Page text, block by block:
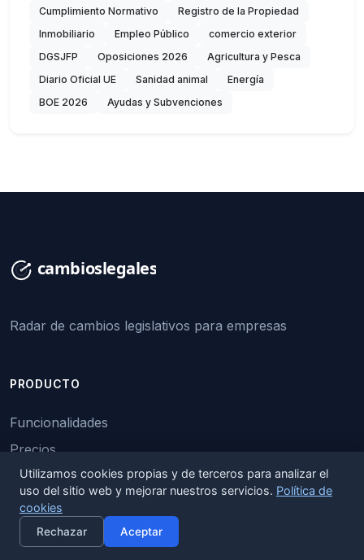
Cumplimiento Normativo
Registro de la Propiedad
Inmobiliario
Empleo Público
comercio exterior
DGSJFP
Oposiciones 2026
Agricultura y Pesca
Diario Oficial UE
Sanidad animal
Energía
BOE 2026
Ayudas y Subvenciones
Activar alertas
Radar de cambios legislativos para empresas
PRODUCTO
Funcionalidades
Precios
EMPRESA
Sobre nosotros
Utilizamos cookies propias y de terceros para analizar el
uso del sitio web y mejorar nuestros servicios. Política de
cookies
Rechazar Aceptar